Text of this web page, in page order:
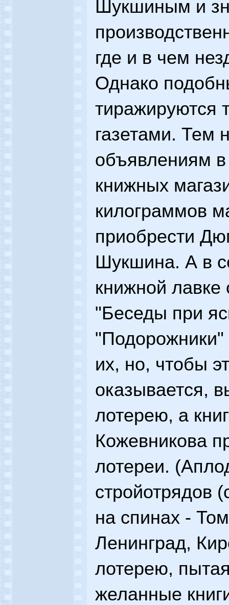
Шукшиным и
где и в чем
Однако
тиражируются
газетами. Тем
объявлениям
книжных
килограммов
приобрести
Шукшина. А в
книжной лавке
"Беседы при
"Подорожники"
их, но, чтобы
оказывается,
лотерею, а
Кожевникова
лотереи.
стройотрядов
на спинах -
Ленинград,
лотерею,
желанные